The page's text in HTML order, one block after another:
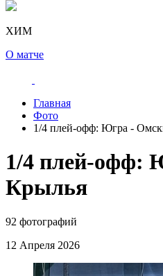
ХИМ
О матче
Главная
Фото
1/4 плей-офф: Югра -
1/4 плей-офф:
Крылья
92 фотографий
12 Апреля 2026